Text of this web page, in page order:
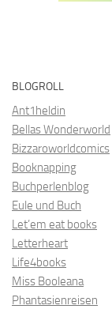
BLOGROLL
Ant1heldin
Bellas Wonderworld
Bizzaroworldcomics
Booknapping
Buchperlenblog
Eule und Buch
Let’em eat books
Letterheart
Life4books
Miss Booleana
Phantasienreisen